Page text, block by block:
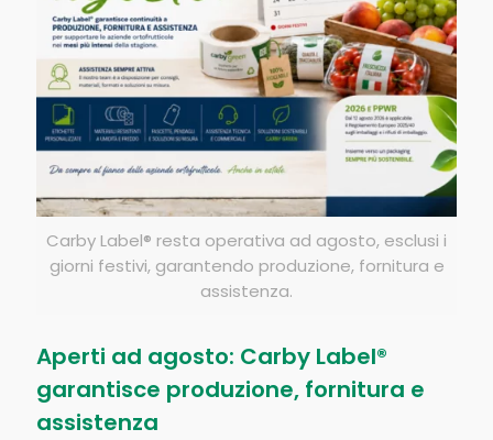
Carby Label® resta operativa ad agosto, esclusi i
giorni festivi, garantendo produzione, fornitura e
assistenza.
Aperti ad agosto: Carby Label®
garantisce produzione, fornitura e
assistenza